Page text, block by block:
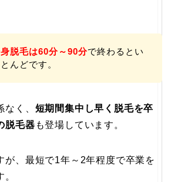
脱毛は60分～90分で終わるとい
んどです。
く、 短期間集中し早く脱毛を卒
脱毛器 も登場しています。
が、最短で1年～2年程度で卒業を